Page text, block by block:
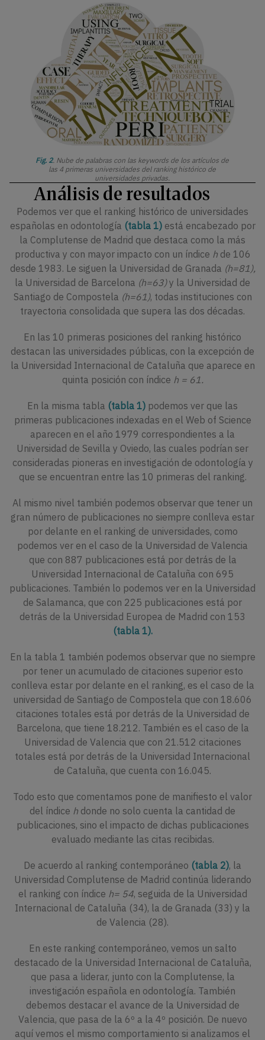
Fig. 2. Nube de palabras con las keywords de los artículos de
las 4 primeras universidades del ranking histórico de
universidades privadas.
Análisis de resultados
Podemos ver que el ranking histórico de universidades
españolas en odontología (tabla 1)está encabezado por
la Complutense de Madrid que destaca como la más
productiva y con mayor impacto con un índice hde 106
desde 1983. Le siguen la Universidad de Granada (h=81),
la Universidad de Barcelona (h=63)y la Universidad de
Santiago de Compostela (h=61), todas instituciones con
trayectoria consolidada que supera las dos décadas.
En las 10 primeras posiciones del ranking histórico
destacan las universidades públicas, con la excepción de
la Universidad Internacional de Cataluña que aparece en
quinta posición con índice h = 61.
En la misma tabla (tabla 1) podemos ver que las
primeras publicaciones indexadas en el Web of Science
aparecen en el año 1979 correspondientes a la
Universidad de Sevilla y Oviedo, las cuales podrían ser
consideradas pioneras en investigación de odontología y
que se encuentran entre las 10 primeras del ranking.
Al mismo nivel también podemos observar que tener un
gran número de publicaciones no siempre conlleva estar
por delante en el ranking de universidades, como
podemos ver en el caso de la Universidad de Valencia
que con 887 publicaciones está por detrás de la
Universidad Internacional de Cataluña con 695
publicaciones. También lo podemos ver en la Universidad
de Salamanca, que con 225 publicaciones está por
detrás de la Universidad Europea de Madrid con 153
(tabla 1).
En la tabla 1 también podemos observar que no siempre
por tener un acumulado de citaciones superior esto
conlleva estar por delante en el ranking, es el caso de la
universidad de Santiago de Compostela que con 18.606
citaciones totales está por detrás de la Universidad de
Barcelona, que tiene 18.212. También es el caso de la
Universidad de Valencia que con 21.512 citaciones
totales está por detrás de la Universidad Internacional
de Cataluña, que cuenta con 16.045.
Todo esto que comentamos pone de manifiesto el valor
del índice h donde no solo cuenta la cantidad de
publicaciones, sino el impacto de dichas publicaciones
evaluado mediante las citas recibidas.
De acuerdo al ranking contemporáneo (tabla 2), la
Universidad Complutense de Madrid continúa liderando
el ranking con índice h= 54, seguida de la Universidad
Internacional de Cataluña (34), la de Granada (33) y la
de Valencia (28).
En este ranking contemporáneo, vemos un salto
destacado de la Universidad Internacional de Cataluña,
que pasa a liderar, junto con la Complutense, la
investigación española en odontología. También
debemos destacar el avance de la Universidad de
Valencia, que pasa de la 6º a la 4º posición. De nuevo
aquí vemos el mismo comportamiento si analizamos el